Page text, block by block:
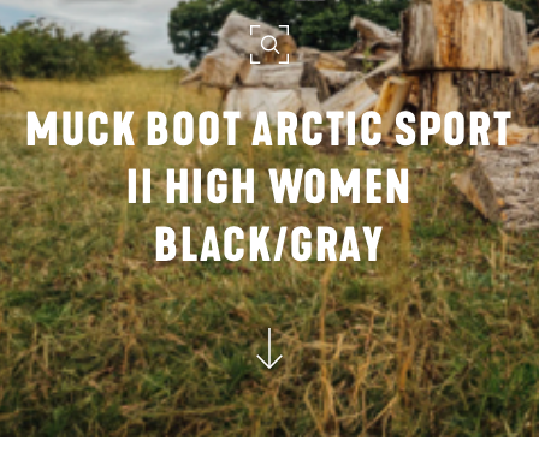
MUCK BOOT ARCTIC SPORT
II HIGH WOMEN
BLACK/GRAY